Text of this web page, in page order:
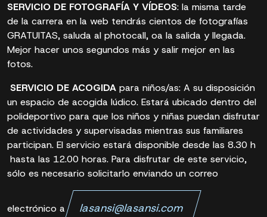
SERVICIO DE FOTOGRAFÍA Y VÍDEOS: la misma tarde
de la carrera en la web tendrás cientos de fotografías
GRATUITAS, saluda al photocall, oa la salida y llegada.
Mejor hacer unos segundos más y salir mejor en las
fotos.
SERVICIO DE ACOGIDA para niños/as: A su disposición
un espacio de acogida lúdico. Estará ubicado dentro del
polideportivo para que los niños y niñas puedan disfrutar
de actividades y supervisadas mientras sus familiares
participan. El servicio estará disponible desde las 8.30 h
hasta las 12.00 horas. Para disfrutar de este servicio,
sólo es necesario solicitarlo enviando un correo
electrónico a lasansi@lasansi.com